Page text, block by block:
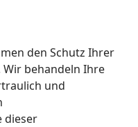
den Schutz Ihrer
behandeln Ihre
und
dieser